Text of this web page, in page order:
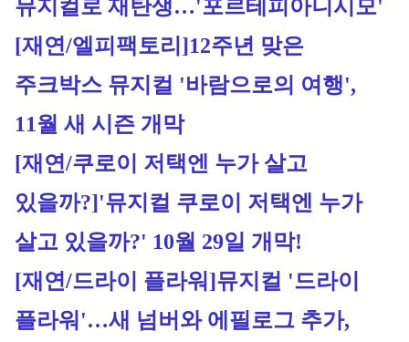
뮤지컬로 재탄생…'포르테피아니시모'
[재연/엘피팩토리]12주년 맞은
주크박스 뮤지컬 '바람으로의 여행',
11월 새 시즌 개막
[재연/쿠로이 저택엔 누가 살고
있을까?]'뮤지컬 쿠로이 저택엔 누가
살고 있을까?' 10월 29일 개막!
[재연/드라이 플라워]뮤지컬 '드라이
플라워'…새 넘버와 에필로그 추가,